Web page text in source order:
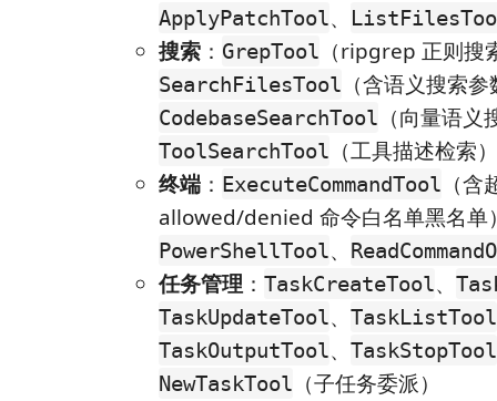
ApplyPatchTool、
搜索 ： GrepTool （ripgrep 正则搜
SearchFilesTool （含语义搜索
CodebaseSearchTool （向量语义
ToolSearchTool （工具描述检索）
终端 ： ExecuteCommandTool （
allowed/denied 命令白名单黑名单
PowerShellTool、
任务管理 ： TaskCreateTool、
TaskUpdateTool、 TaskListTool
TaskOutputTool、 TaskStopTool
NewTaskTool （子任务委派）